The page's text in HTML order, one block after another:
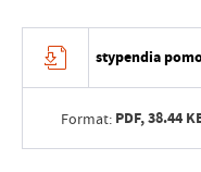
stypendia
Format: PDF,38.44